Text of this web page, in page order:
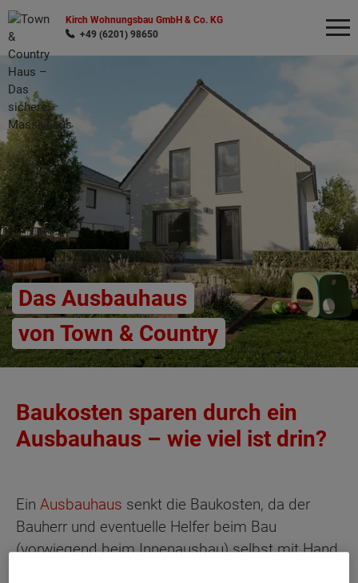
Kirch Wohnungsbau GmbH & Co. KG
+49 (6201) 98650
Das Ausbauhaus
von Town & Country
Baukosten sparen durch ein
Ausbauhaus – wie viel ist drin?
Ein Ausbauhaus senkt die Baukosten, da der
Bauherr und eventuelle Helfer beim Bau
(vorwiegend beim Innenausbau) selbst mit Hand
Wonach möchten Sie suchen?